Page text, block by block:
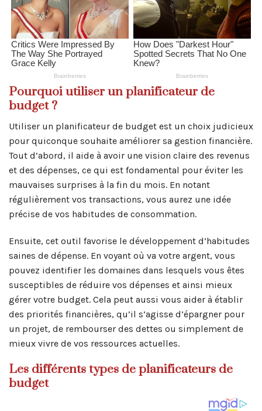
Pourquoi utiliser un planificateur de
budget ?
Utiliser un planificateur de budget est un choix judicieux
pour quiconque souhaite améliorer sa gestion financière.
Tout d’abord, il aide à avoir une vision claire des revenus
et des dépenses, ce qui est fondamental pour éviter les
mauvaises surprises à la fin du mois. En notant
régulièrement vos transactions, vous aurez une idée
précise de vos habitudes de consommation.
Ensuite, cet outil favorise le développement d’habitudes
saines de dépense. En voyant où va votre argent, vous
pouvez identifier les domaines dans lesquels vous êtes
susceptibles de réduire vos dépenses et ainsi mieux
gérer votre budget. Cela peut aussi vous aider à établir
des priorités financières, qu’il s’agisse d’épargner pour
un projet, de rembourser des dettes ou simplement de
mieux vivre de vos ressources actuelles.
Les différents types de planificateurs de
budget